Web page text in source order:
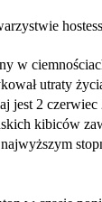
w
utraty
jest 2
kibiców